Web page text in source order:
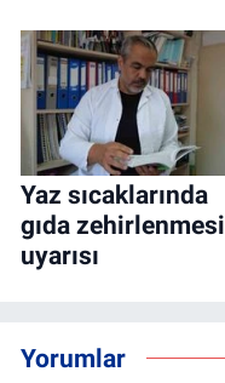
Yaz sıcaklarında
gıda zehirlenmesi
uyarısı
Yorumlar